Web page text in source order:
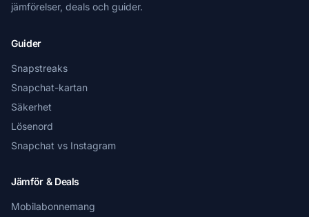
jämförelser, deals och guider.
Guider
Snapstreaks
Snapchat-kartan
Säkerhet
Lösenord
Snapchat vs Instagram
Jämför & Deals
Mobilabonnemang